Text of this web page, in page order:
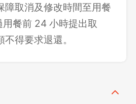
障取消及修改時間至用餐
餐前 24 小時提出取
得要求退還。